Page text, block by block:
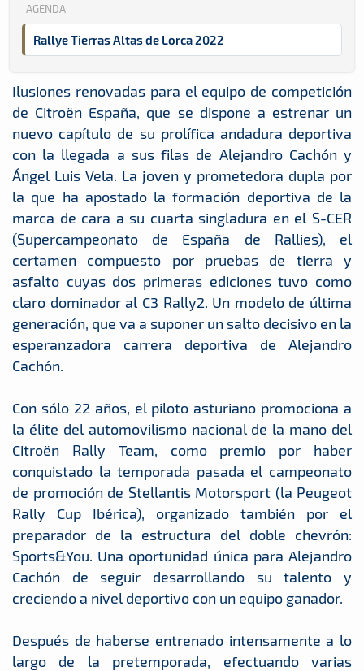
AGENDA
Rallye Tierras Altas de Lorca 2022
Ilusiones renovadas para el equipo de competición
de Citroën España, que se dispone a estrenar un
nuevo capítulo de su prolífica andadura deportiva
con la llegada a sus filas de Alejandro Cachón y
Ángel Luis Vela. La joven y prometedora dupla por
la que ha apostado la formación deportiva de la
marca de cara a su cuarta singladura en el S-CER
(Supercampeonato de España de Rallies), el
certamen compuesto por pruebas de tierra y
asfalto cuyas dos primeras ediciones tuvo como
claro dominador al C3 Rally2. Un modelo de última
generación, que va a suponer un salto decisivo en la
esperanzadora carrera deportiva de Alejandro
Cachón.
Con sólo 22 años, el piloto asturiano promociona a
la élite del automovilismo nacional de la mano del
Citroën Rally Team, como premio por haber
conquistado la temporada pasada el campeonato
de promoción de Stellantis Motorsport (la Peugeot
Rally Cup Ibérica), organizado también por el
preparador de la estructura del doble chevrón:
Sports&You. Una oportunidad única para Alejandro
Cachón de seguir desarrollando su talento y
creciendo a nivel deportivo con un equipo ganador.
Después de haberse entrenado intensamente a lo
largo de la pretemporada, efectuando varias